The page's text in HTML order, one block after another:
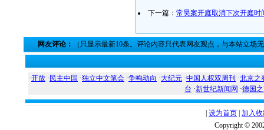
下一篇： 常昊案开庭取消下次开庭时
网友评论： （只显示最新10条。评论内容只代表网友观点，与本站立场
·开放 · 民主中国 ·独立中文笔会 ·争鸣动向 ·大纪元 ·中国人权双周刊 ·北京之
台 ·新世纪新闻网 ·德国
设为首页 加入
Copyright ©